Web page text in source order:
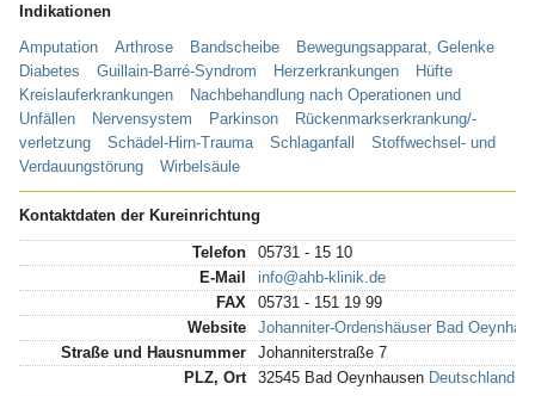
Indikationen
Amputation Arthrose Bandscheibe
Bewegungsapparat, Gelenke
Diabetes
Guillain-Barré-Syndrom Herzerkrankungen
Hüfte
Kreislauferkrankungen
Nachbehandlung nach Operationen und
Unfällen
Nervensystem Parkinson
Rückenmarkserkrankung/-
verletzung
Schädel-Hirn-Trauma Schlaganfall
Stoffwechsel- und
Verdauungstörung
Wirbelsäule
Kontaktdaten der Kureinrichtung
Telefon
05731 - 15 10
E-Mail
info@ahb-klinik.de
FAX
05731 - 151 19 99
Website
Johanniter-Ordenshäuser Bad
Straße und Hausnummer
Johanniterstraße 7
PLZ, Ort
32545 Bad Oeynhausen Deutschland -